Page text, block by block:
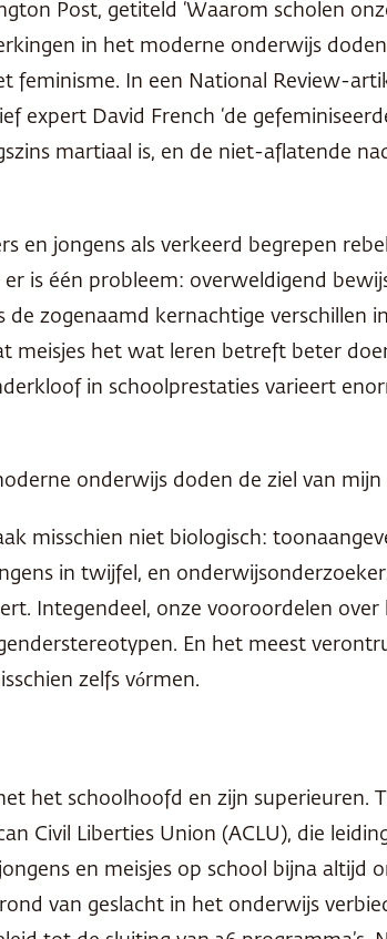
Post, getiteld ‘Waarom scholen
in het moderne onderwijs
feminisme. In een National Review-
expert David French ‘de
martiaal is, en de niet-aflatende
en jongens als verkeerd begrepen
is één probleem: overweldigend
zogenaamd kernachtige verschillen
meisjes het wat leren betreft beter
in schoolprestaties varieert
onderwijs doden de ziel van mijn
misschien niet biologisch:
in twijfel, en
Integendeel, onze vooroordelen over
En het meest
zelfs vórmen.
het schoolhoofd en zijn superieuren.
Civil Liberties Union (ACLU ), die
en meisjes op school bijna altijd
van geslacht in het onderwijs